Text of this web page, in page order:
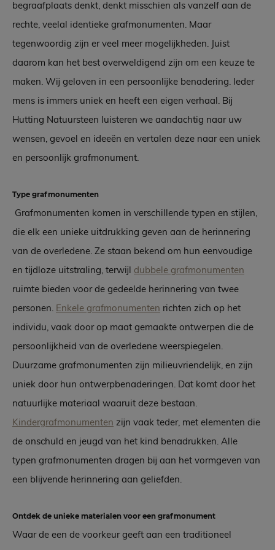
begraafplaats denkt, denkt misschien als vanzelf aan de
rechte, veelal identieke grafmonumenten. Maar
tegenwoordig zijn er veel meer mogelijkheden. Juist
daarom kan het best overweldigend zijn om een keuze te
maken. Wij geloven in een persoonlijke benadering. Ieder
mens is immers uniek en heeft een eigen verhaal. Bij
Hutting Natuursteen luisteren we aandachtig naar uw
wensen, gevoel en ideeën en vertalen deze naar een uniek
en persoonlijk grafmonument.
Type grafmonumenten
Grafmonumenten komen in verschillende typen en stijlen,
die elk een unieke uitdrukking geven aan de herinnering
van de overledene. Ze staan bekend om hun eenvoudige
en tijdloze uitstraling, terwijl dubbele grafmonumenten
ruimte bieden voor de gedeelde herinnering van twee
personen. Enkele grafmonumenten richten zich op het
individu, vaak door op maat gemaakte ontwerpen die de
persoonlijkheid van de overledene weerspiegelen.
Duurzame grafmonumenten zijn milieuvriendelijk, en zijn
uniek door hun ontwerpbenaderingen. Dat komt door het
natuurlijke materiaal waaruit deze bestaan.
Kindergrafmonumenten zijn vaak teder, met elementen die
de onschuld en jeugd van het kind benadrukken. Alle
typen grafmonumenten dragen bij aan het vormgeven van
een blijvende herinnering aan geliefden.
Ontdek de unieke materialen voor een grafmonument
Waar de een de voorkeur geeft aan een traditioneel